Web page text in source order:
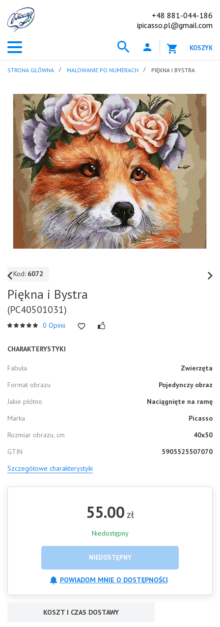
+48 881-044-186
ipicasso.pl@gmail.com
KOSZYK
STRONA GŁÓWNA MALOWANIE PO NUMERACH PIĘKNA I BYSTRA
Kod: 6072
Piękna i Bystra
(PC40501031)
0 Opinii
CHARAKTERYSTYKI
Fabuła
Zwierzęta
Format obrazu
Pojedynczy obraz
Jakie płótno
Naciągnięte na ramę
Marka
Picasso
Rozmiar obrazu, cm
40x50
GTIN
5905525507070
Szczegółowe charakterystyki
55.00 zł
Niedostępny
NIEDOSTĘPNY
POWIADOM MNIE O DOSTĘPNOŚCI
KOSZT I CZAS DOSTAWY